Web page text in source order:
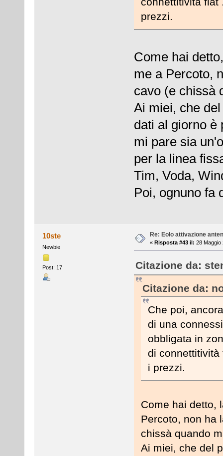
prezzi.
Come hai
me a Percoto,
cavo (e chissà
Ai miei, che
dati al giorno è
mi pare sia
per la linea
Tim, Voda,
Poi, ognuno fa
10ste
Newbie
Post: 17
Re: Eolo attivazione
« Risposta #43 il: 28 Maggio
Citazione da:
Citazione da:
Che poi,
di una
obbligata in
di connettitività
i prezzi.
Come hai detto,
Percoto, non ha
chissà quando
Ai miei, che del